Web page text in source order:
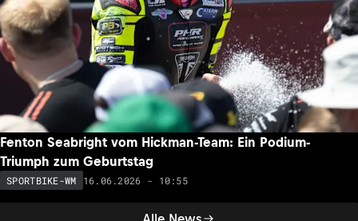
Fenton Seabright vom Hickman-Team: Ein Podium-
Triumph zum Geburtstag
SPORTBIKE-WM 16.06.2026 - 10:55